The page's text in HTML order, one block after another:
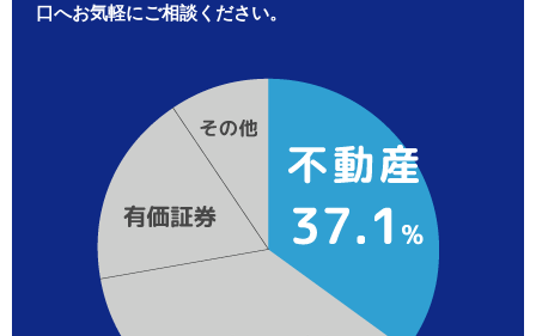
口へお気軽にご相談ください。